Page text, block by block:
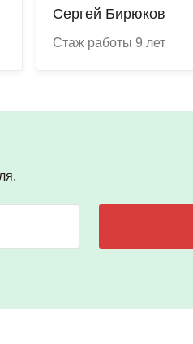
Сергей Бирюков
Cтаж работы 9 лет